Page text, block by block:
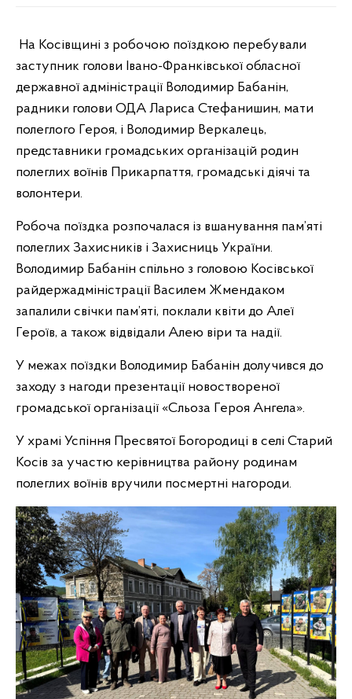
На Косівщині з робочою поїздкою перебували
заступник голови Івано-Франківської обласної
державної адміністрації Володимир Бабанін,
радники голови ОДА Лариса Стефанишин, мати
полеглого Героя, і Володимир Веркалець,
представники громадських організацій родин
полеглих воїнів Прикарпаття, громадські діячі та
волонтери.
Робоча поїздка розпочалася із вшанування пам’яті
полеглих Захисників і Захисниць України.
Володимир Бабанін спільно з головою Косівської
райдержадміністрації Василем Жмендаком
запалили свічки пам’яті, поклали квіти до Алеї
Героїв, а також відвідали Алею віри та надії.
У межах поїздки Володимир Бабанін долучився до
заходу з нагоди презентації новоствореної
громадської організації «Сльоза Героя Ангела».
У храмі Успіння Пресвятої Богородиці в селі Старий
Косів за участю керівництва району родинам
полеглих воїнів вручили посмертні нагороди.